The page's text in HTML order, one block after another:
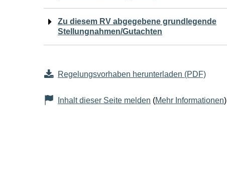
Zu diesem RV abgegebene grundlegende
Stellungnahmen/Gutachten
Regelungsvorhaben herunterladen (PDF)
Inhalt dieser Seite melden (Mehr Informationen)